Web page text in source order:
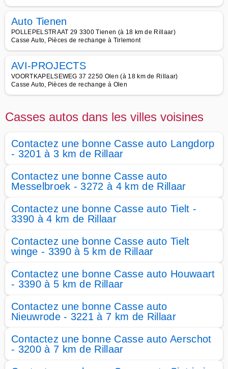
Auto Tienen
POLLEPELSTRAAT 29 3300 Tienen (à 18 km de Rillaar)
Casse Auto, Pièces de rechange à Tirlemont
AVI-PROJECTS
VOORTKAPELSEWEG 37 2250 Olen (à 18 km de Rillaar)
Casse Auto, Pièces de rechange à Olen
Casses autos dans les villes voisines
Contactez une bonne Casse auto Langdorp
- 3201 à 3 km de Rillaar
Contactez une bonne Casse auto
Messelbroek - 3272 à 4 km de Rillaar
Contactez une bonne Casse auto Tielt -
3390 à 4 km de Rillaar
Contactez une bonne Casse auto Tielt
winge - 3390 à 5 km de Rillaar
Contactez une bonne Casse auto Houwaart
- 3390 à 5 km de Rillaar
Contactez une bonne Casse auto
Nieuwrode - 3221 à 7 km de Rillaar
Contactez une bonne Casse auto Aerschot
- 3200 à 7 km de Rillaar